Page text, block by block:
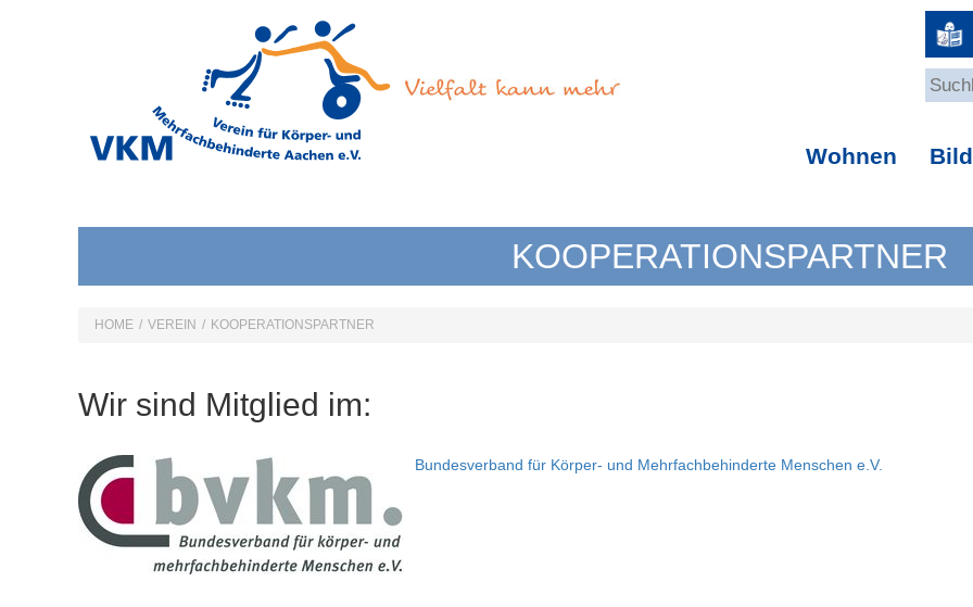
Wohnen
KOOPERATIONSPARTNER
HOME / VEREIN / KOOPERATIONSPARTNER
Wir sind Mitglied im:
Bundesverband für Körper- und Mehrfachbehinderte Menschen e.V.